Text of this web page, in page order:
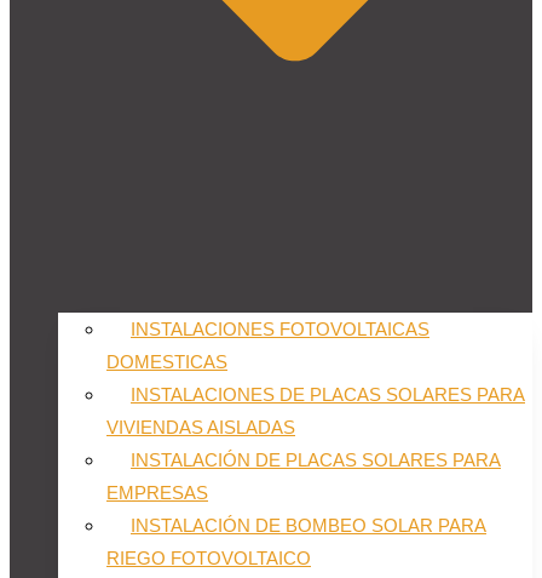
INSTALACIONES FOTOVOLTAICAS
DOMESTICAS
INSTALACIONES DE PLACAS SOLARES PARA
VIVIENDAS AISLADAS
INSTALACIÓN DE PLACAS SOLARES PARA
EMPRESAS
INSTALACIÓN DE BOMBEO SOLAR PARA
RIEGO FOTOVOLTAICO